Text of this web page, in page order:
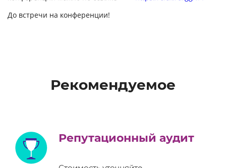
До встречи на конференции!
Рекомендуемое
Репутационный аудит